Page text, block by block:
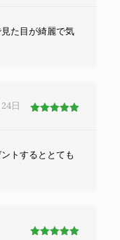
た目が綺麗で気
日
トするととても